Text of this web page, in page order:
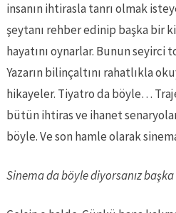
insanın ihtirasla tanrı olmak
şeytanı rehber edinip başka bir
hayatını oynarlar. Bunun seyirci
Yazarın bilinçaltını rahatlıkla
hikayeler. Tiyatro da böyle…
bütün ihtiras ve ihanet
böyle. Ve son hamle olarak
Sinema da böyle diyorsanız